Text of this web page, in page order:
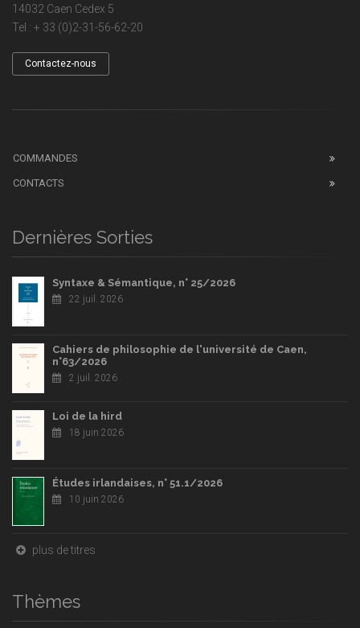
14032 Caen Cedex 5
Tel : + 33 (0)2-31-56-62-20
Contactez-nous
COMMANDES
CONTACTS
Dernières Sorties
Syntaxe & Sémantique, n° 25/2026
22 juil. 2026
Cahiers de philosophie de l'université de Caen,
n°63/2026
2 juil. 2026
Loi de la hird
18 juin 2026
Études irlandaises, n° 51.1/2026
10 juin 2026
plus de titres
Thèmes